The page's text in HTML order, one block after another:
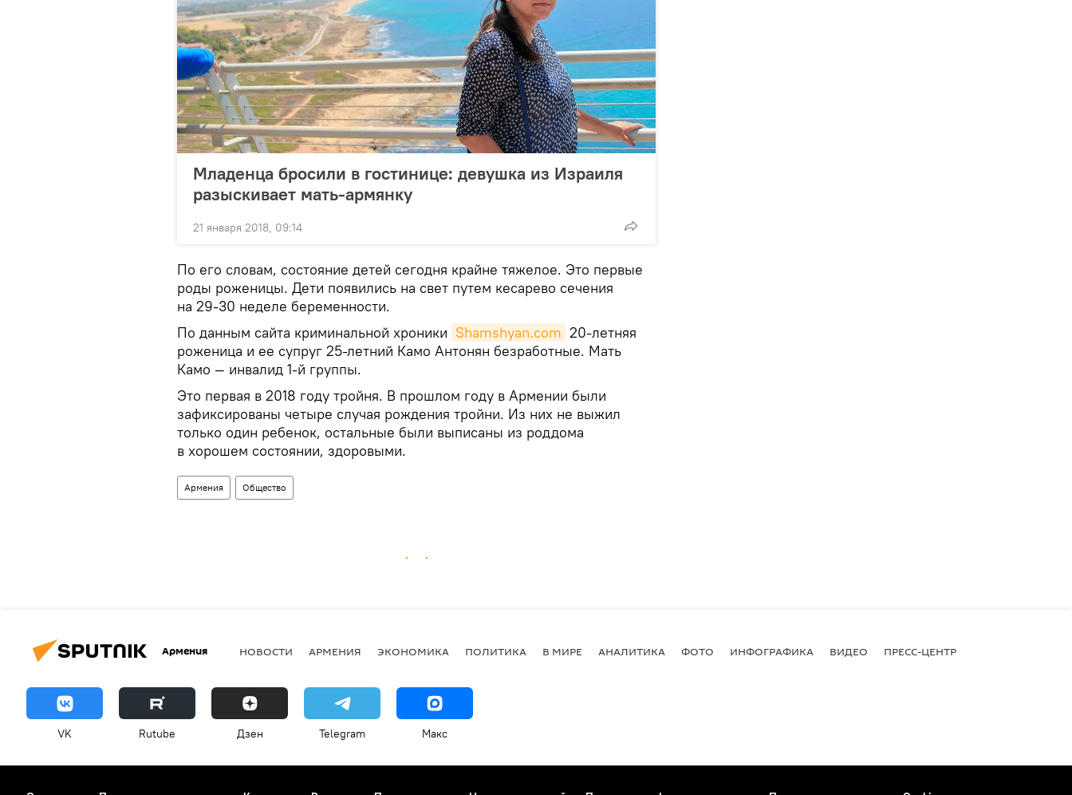
Младенца бросили в гостинице: девушка из Израиля
разыскивает мать-армянку
21 января 2018, 09:14
По его словам, состояние детей сегодня крайне тяжелое. Это первые
роды роженицы. Дети появились на свет путем кесарево сечения
на 29-30 неделе беременности.
По данным сайта криминальной хроники Shamshyan.com 20-летняя
роженица и ее супруг 25-летний Камо Антонян безработные. Мать
Камо — инвалид 1-й группы.
Это первая в 2018 году тройня. В прошлом году в Армении были
зафиксированы четыре случая рождения тройни. Из них не выжил
только один ребенок, остальные были выписаны из роддома
в хорошем состоянии, здоровыми.
Армения Общество
Армения НОВОСТИ АРМЕНИЯ ЭКОНОМИКА ПОЛИТИКА В МИРЕ АНАЛИТИКА ФОТО ИНФОГРАФИКА ВИДЕО ПРЕСС-ЦЕНТР
VK Rutube Дзен Telegram Макс